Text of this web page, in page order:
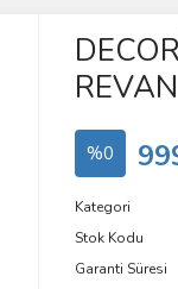
%0
Kategori
Stok Kodu
Garanti Süresi